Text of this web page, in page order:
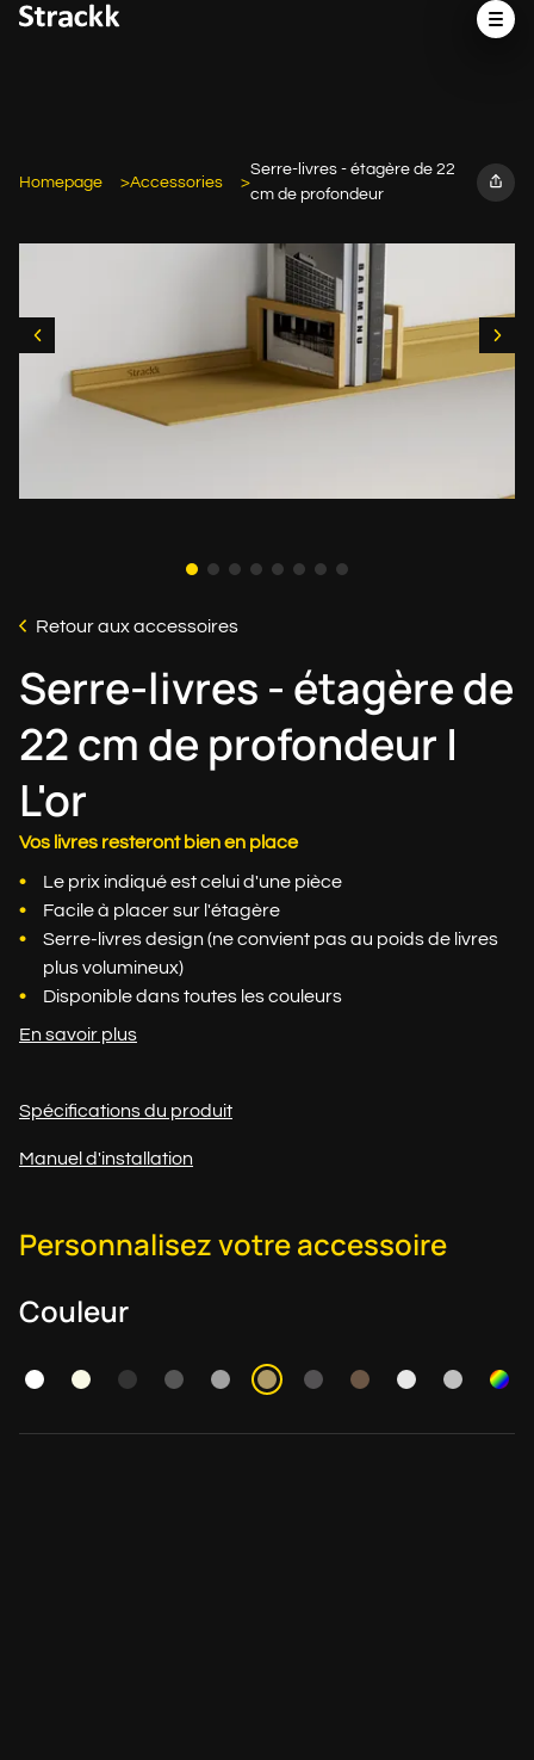
Homepage Accessories
Serre-livres - étagère de 22
cm de profondeur
Retour aux accessoires
Serre-livres - étagère de
22 cm de profondeur |
L'or
Vos livres resteront bien en place
Le prix indiqué est celui d'une pièce
Facile à placer sur l'étagère
Serre-livres design (ne convient pas au poids de livres
plus volumineux)
Disponible dans toutes les couleurs
En savoir plus
Spécifications du produit
Manuel d'installation
Personnalisez votre accessoire
Couleur